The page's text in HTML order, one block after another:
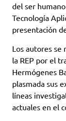
del ser
Tecnología
presentación
Los autores se
la REP por el
Hermógenes
plasmada sus
líneas
actuales en el